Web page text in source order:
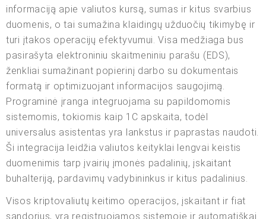
informaciją apie valiutos kursą, sumas ir kitus svarbius
duomenis, o tai sumažina klaidingų užduočių tikimybę ir
turi įtakos operacijų efektyvumui. Visa medžiaga bus
pasirašyta elektroniniu skaitmeniniu parašu (EDS),
ženkliai sumažinant popierinį darbo su dokumentais
formatą ir optimizuojant informacijos saugojimą.
Programinė įranga integruojama su papildomomis
sistemomis, tokiomis kaip 1C apskaita, todėl
universalus asistentas yra lankstus ir paprastas naudoti.
Ši integracija leidžia valiutos keityklai lengvai keistis
duomenimis tarp įvairių įmonės padalinių, įskaitant
buhalteriją, pardavimų vadybininkus ir kitus padalinius.
Visos kriptovaliutų keitimo operacijos, įskaitant ir fiat
sandorius, yra registruojamos sistemoje ir automatiškai